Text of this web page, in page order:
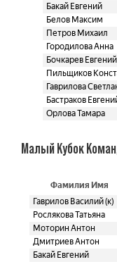
Бакай Евгений
Белов Максим
Петров Михаил
Городилова Анна
Бочкарев Евгений
Пильщиков
Гаврилова
Бастраков
Орлова Тамара
Малый Кубок
Фамилия Имя
Гаврилов Василий (к)
Рослякова Татьяна
Моторин Антон
Дмитриев Антон
Бакай Евгений